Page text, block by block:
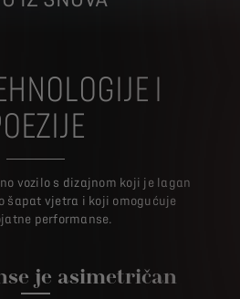
I
vozilo s dizajnom koji je lagan
šapat vjetra i koji omogućuje
performanse.
je asimetričan